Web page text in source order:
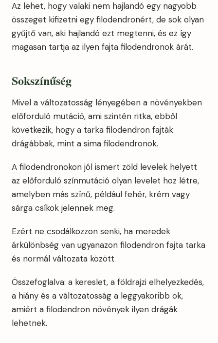
Az lehet, hogy valaki nem hajlandó egy nagyobb
összeget kifizetni egy filodendronért, de sok olyan
gyűjtő van, aki hajlandó ezt megtenni, és ez így
magasan tartja az ilyen fajta filodendronok árát.
Sokszínűség
Mivel a változatosság lényegében a növényekben
előforduló mutáció, ami szintén ritka, ebből
következik, hogy a tarka filodendron fajták
drágábbak, mint a sima filodendronok.
A filodendronokon jól ismert zöld levelek helyett
az előforduló színmutáció olyan levelet hoz létre,
amelyben más színű, például fehér, krém vagy
sárga csíkok jelennek meg.
Ezért ne csodálkozzon senki, ha meredek
árkülönbség van ugyanazon filodendron fajta tarka
és normál változata között.
Összefoglalva: a kereslet, a földrajzi elhelyezkedés,
a hiány és a változatosság a leggyakoribb ok,
amiért a filodendron növények ilyen drágák
lehetnek.